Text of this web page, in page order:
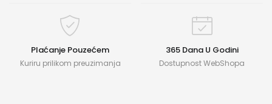
Plaćanje Pouzećem
Kuriru prilikom preuzimanja
365 Dana U Godini
Dostupnost WebShopa